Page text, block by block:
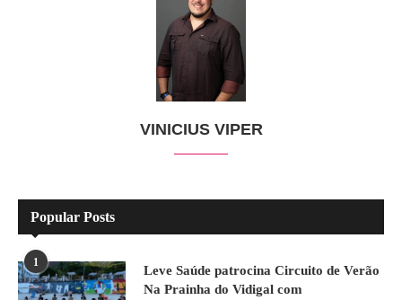
VINICIUS VIPER
Popular Posts
1
Leve Saúde patrocina Circuito de Verão
Na Prainha do Vidigal com